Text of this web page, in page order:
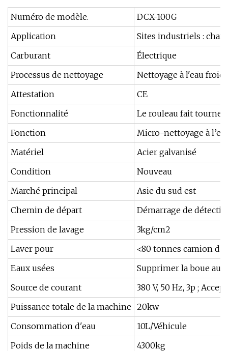
Numéro de modèle.
DCX-100G
Application
Sites industriels :
Carburant
Électrique
Processus de nettoyage
Nettoyage à l'eau
Attestation
CE
Fonctionnalité
Le rouleau fait
Fonction
Micro-nettoyage à
Matériel
Acier galvanisé
Condition
Nouveau
Marché principal
Asie du sud est
Chemin de départ
Démarrage de
Pression de lavage
3kg/cm2
Laver pour
<80 tonnes camion
Eaux usées
Supprimer la boue
Source de courant
380 V, 50 Hz, 3p ;
Puissance totale de la machine 20kw
Consommation d'eau
10L/Véhicule
Poids de la machine
4300kg